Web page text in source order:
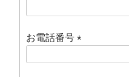
お電話番号